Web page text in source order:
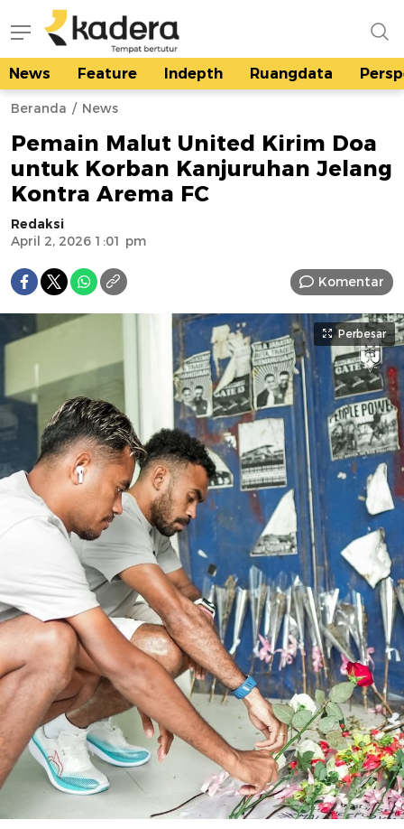
kadera.id
Tempat bertutur
News Feature Indepth Ruangdata
Beranda News
Pemain Malut United Kirim Doa
untuk Korban Kanjuruhan Jelang
Kontra Arema FC
Redaksi
April 2, 2026 1:01 pm
Komentar
Perbesar